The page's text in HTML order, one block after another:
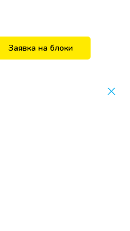
Заявка на блоки